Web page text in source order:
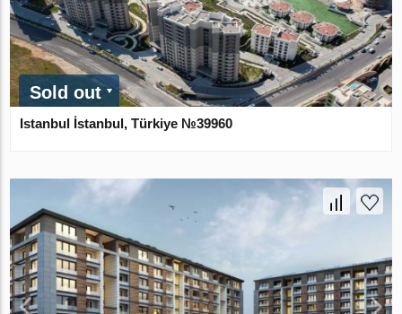
Sold out
Istanbul İstanbul, Türkiye №39960